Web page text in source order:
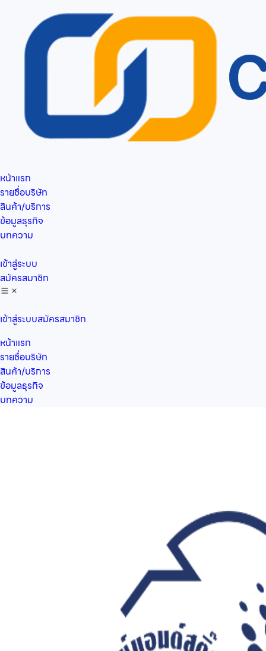
หน้าแรก
รายชื่อบริษัท
สินค้า/บริการ
ข้อมูลธุรกิจ
บทความ
เข้าสู่ระบบ
สมัครสมาชิก
เข้าสู่ระบบสมัครสมาชิก
หน้าแรก
รายชื่อบริษัท
สินค้า/บริการ
ข้อมูลธุรกิจ
บทความ